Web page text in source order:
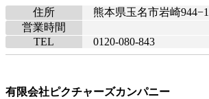
住所
熊本県玉名市岩崎944−1
営業時間
TEL
0120-080-843
有限会社ピクチャーズカンパニー